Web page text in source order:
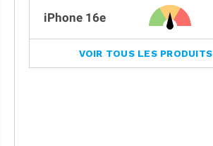
iPhone 16e
VOIR TOUS LES PRODUITS